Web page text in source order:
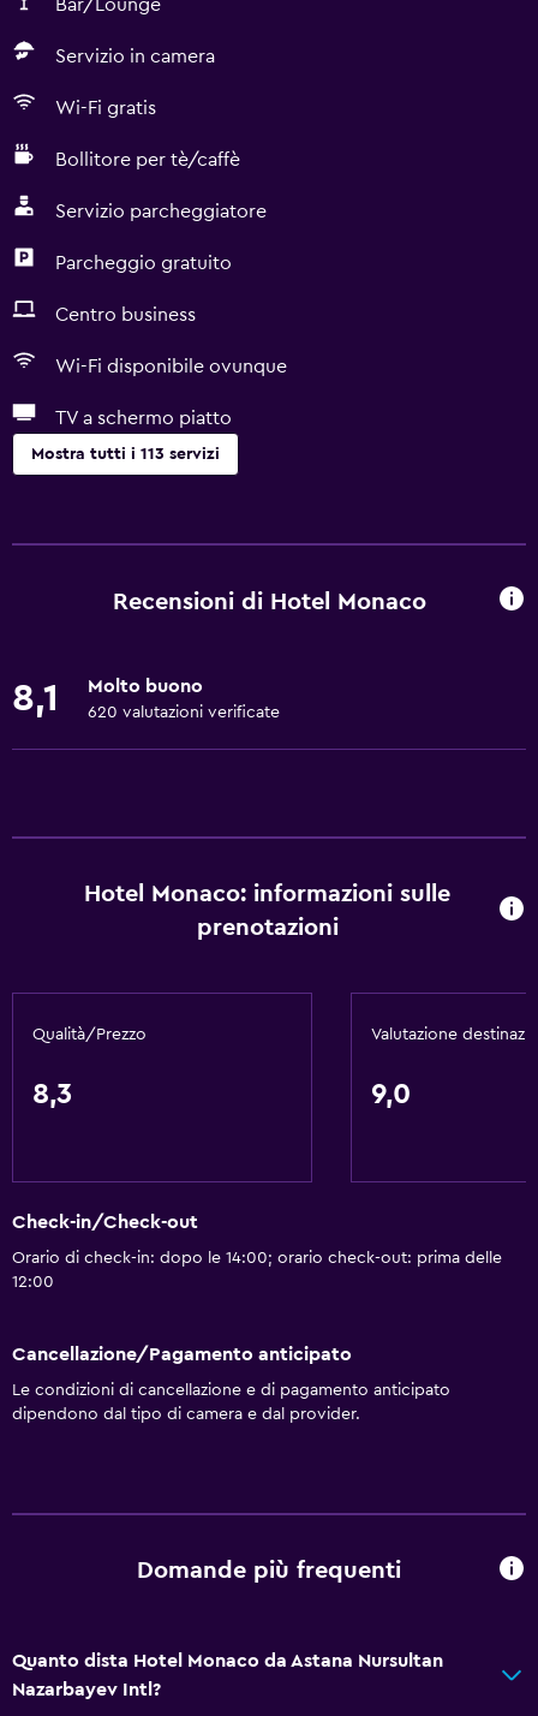
Bar/Lounge
Servizio in camera
Wi-Fi gratis
Bollitore per tè/caffè
Servizio parcheggiatore
Parcheggio gratuito
Centro business
Wi-Fi disponibile ovunque
TV a schermo piatto
Mostra tutti i 113 servizi
Camere per famiglie
Camere comunicanti disponibili
Salottino
Insonorizzazione
Telefono
Bagno
WC rialzato
Accappatoio
Bagno privato
Doccia
Spazzolino da denti
Doccia a filo pavimento
Recensioni di Hotel Monaco
8,1 Molto buono
620 valutazioni verificate
Hotel Monaco: informazioni sulle
prenotazioni
Qualità/Prezzo
8,3
Valutazione
9,0
Check-in/Check-out
Orario di check-in: dopo le 14:00; orario check-out: prima delle
12:00
Cancellazione/Pagamento anticipato
Le condizioni di cancellazione e di pagamento anticipato
dipendono dal tipo di camera e dal provider.
Domande più frequenti
Quanto dista Hotel Monaco da Astana Nursultan
Nazarbayev Intl?